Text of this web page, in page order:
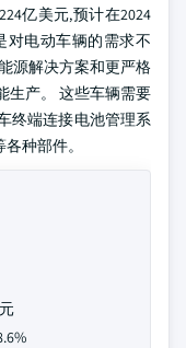
亿美元,预计在2024
对电动车辆的需求不
源解决方案和更严格
生产。 这些车辆需要
终端连接电池管理系
种部件。